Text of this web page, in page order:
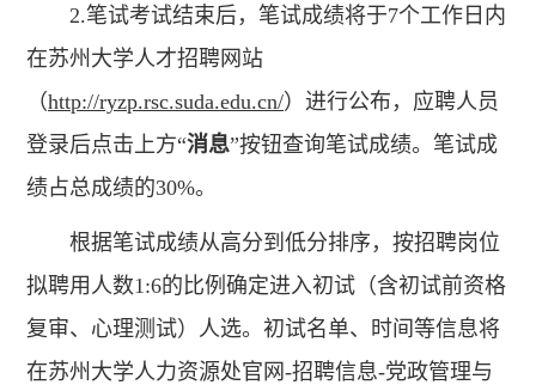
2.笔试考试结束后，笔试成绩将于7个工作日内
在苏州大学人才招聘网站
（http://ryzp.rsc.suda.edu.cn/）进行公布，应聘人员
登录后点击上方“消息”按钮查询笔试成绩。笔试成
绩占总成绩的30%。
根据笔试成绩从高分到低分排序，按招聘岗位
拟聘用人数1:6的比例确定进入初试（含初试前资格
复审、心理测试）人选。初试名单、时间等信息将
在苏州大学人力资源处官网-招聘信息-党政管理与